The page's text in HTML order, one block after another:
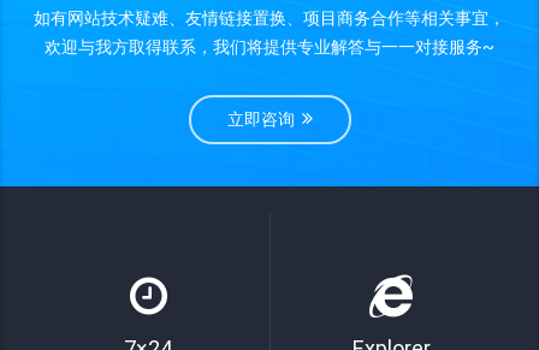
如有网站技术疑难、友情链接置换、项目商务合作等相关事宜，
欢迎与我方取得联系，我们将提供专业解答与一一对接服务~
立即咨询